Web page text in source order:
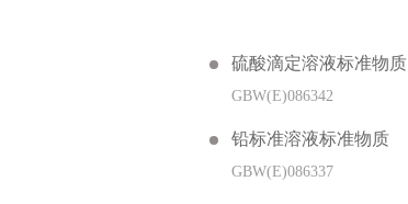
硫酸滴定溶液标准物质
GBW(E)086342
铅标准溶液标准物质
GBW(E)086337